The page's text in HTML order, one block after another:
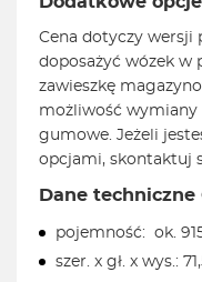
Cena dotyczy wersji
doposażyć wózek w
zawieszkę
możliwość wymiany
gumowe. Jeżeli
opcjami, skontaktuj
Dane techniczne
pojemność: ok. 915
szer. x gł. x wys.: